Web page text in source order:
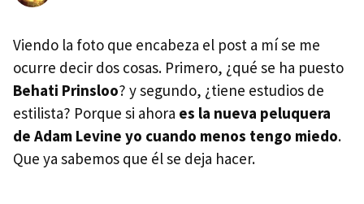
Viendo la foto que encabeza el post a mí se me
ocurre decir dos cosas. Primero, ¿qué se ha puesto
Behati Prinsloo? y segundo, ¿tiene estudios de
estilista? Porque si ahora es la nueva peluquera
de Adam Levine yo cuando menos tengo miedo.
Que ya sabemos que él se deja hacer.